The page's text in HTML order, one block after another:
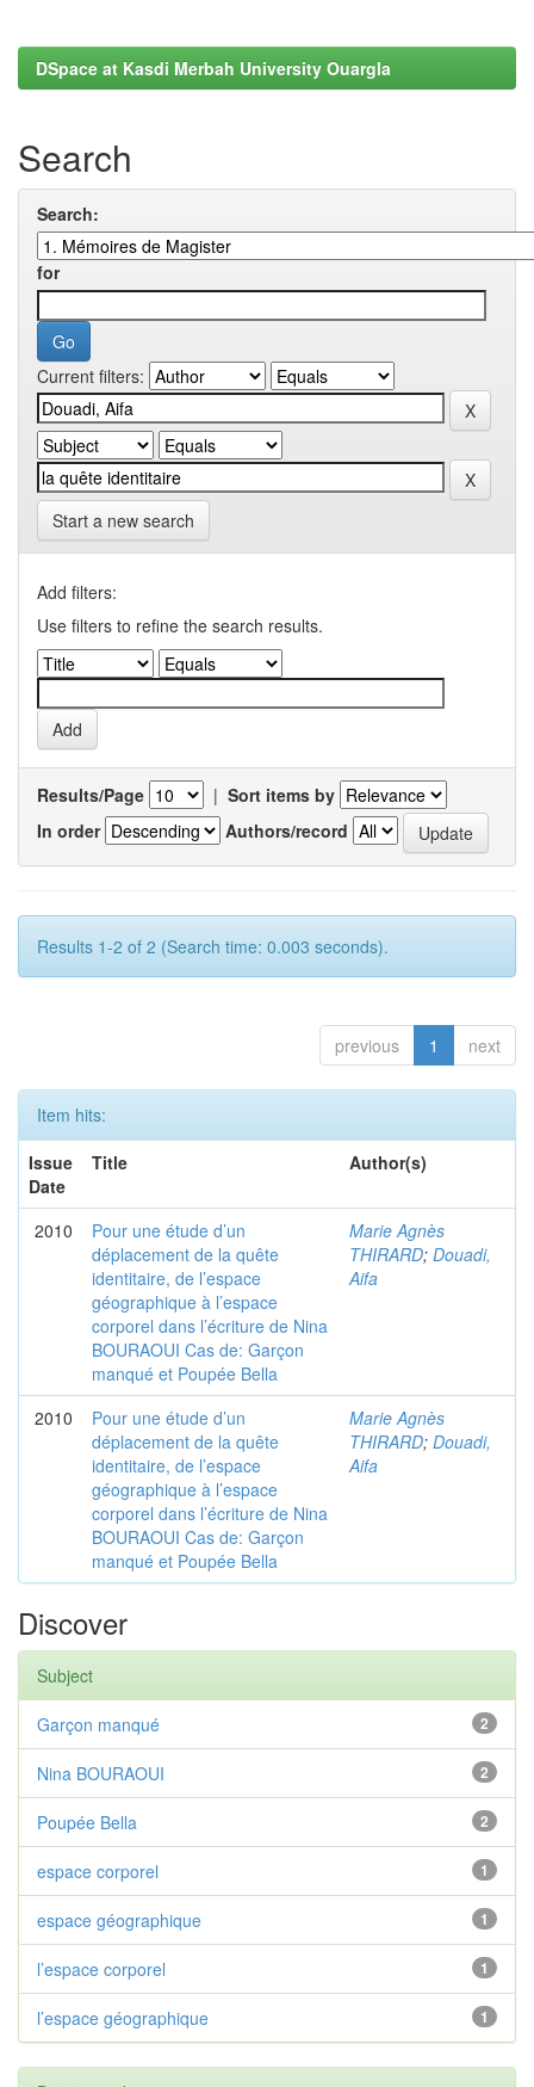
DSpace at Kasdi Merbah University Ouargla
Search
Search:
for
Current filters:
Start a new search
Add filters:
Use filters to refine the search results.
Results/Page | Sort items by
In order
Authors/record
Results 1-2 of 2 (Search time: 0.003 seconds).
previous 1 next
Item hits:
Issue
Date
Title Author(s)
2010
Pour une étude d’un
déplacement de la quête
identitaire, de l’espace
géographique à l’espace
corporel dans l’écriture de Nina
BOURAOUI Cas de: Garçon
manqué et Poupée Bella
Marie Agnès
THIRARD; Douadi,
Aifa
2010
Pour une étude d’un
déplacement de la quête
identitaire, de l’espace
géographique à l’espace
corporel dans l’écriture de Nina
BOURAOUI Cas de: Garçon
manqué et Poupée Bella
Marie Agnès
THIRARD; Douadi,
Aifa
Discover
Subject
2
Garçon manqué
2
Nina BOURAOUI
2
Poupée Bella
1
espace corporel
1
espace géographique
1
l’espace corporel
1
l’espace géographique